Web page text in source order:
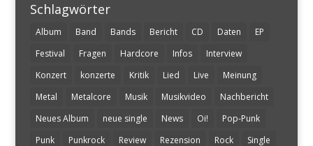
Schlagwörter
Album Band Bands Bericht CD Daten
EP
Festival
Fragen Hardcore Infos
Interview
Konzert
konzerte Kritik Lied Live
Meinung
Metal
Metalcore Musik Musikvideo
Nachbericht
Neues Album
neue single News Oi!
Pop-Punk
Punk
Punkrock Review Rezension Rock
Single